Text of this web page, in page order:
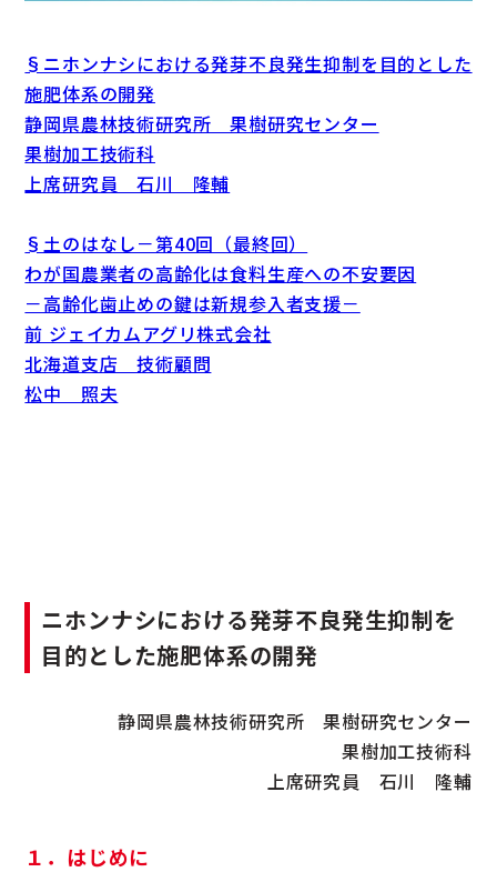
§ニホンナシにおける発芽不良発生抑制を目的とした
施肥体系の開発
静岡県農林技術研究所 果樹研究センター
果樹加工技術科
上席研究員 石川 隆輔
§土のはなし－第40回（最終回）
わが国農業者の高齢化は食料生産への不安要因
－高齢化歯止めの鍵は新規参入者支援－
前 ジェイカムアグリ株式会社
北海道支店 技術顧問
松中 照夫
ニホンナシにおける発芽不良発生抑制を
目的とした施肥体系の開発
静岡県農林技術研究所 果樹研究センター
果樹加工技術科
上席研究員 石川 隆輔
１．はじめに